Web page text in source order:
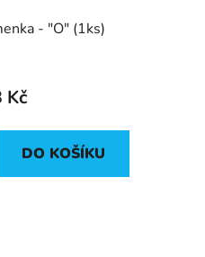
- "O" (1ks)
Kč
DO KOŠÍKU